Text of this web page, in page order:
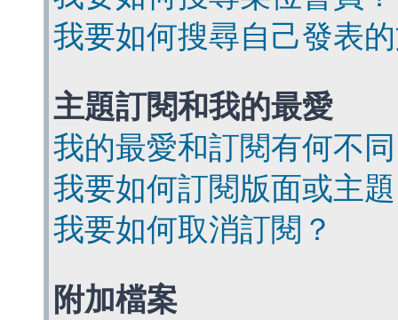
我要如何搜尋自己發表
主題訂閱和我的最愛
我的最愛和訂閱有何不
我要如何訂閱版面或主
我要如何取消訂閱？
附加檔案